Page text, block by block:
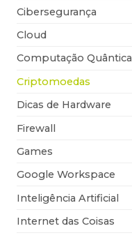
Cibersegurança
Cloud
Computação Quântica
Criptomoedas
Dicas de Hardware
Firewall
Games
Google Workspace
Inteligência Artificial
Internet das Coisas